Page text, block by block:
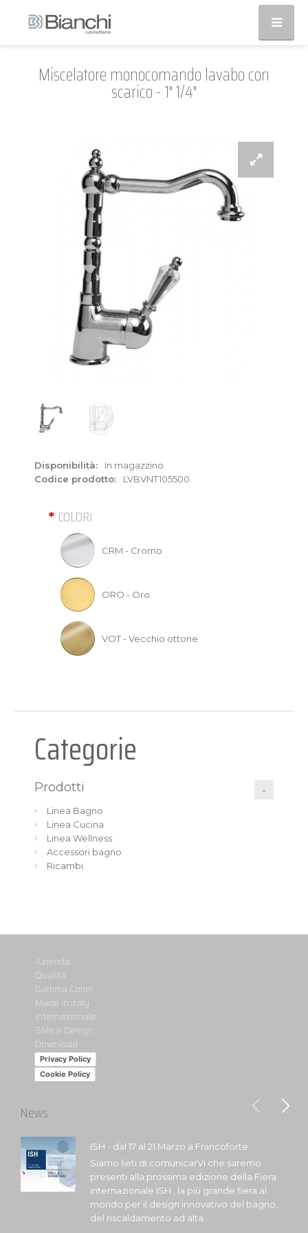
Miscelatore monocomando lavabo con
scarico - 1" 1/4"
Disponibilità:
In magazzino
Codice prodotto:
LVBVNT105500
COLORI
CRM - Cromo
ORO - Oro
VOT - Vecchio ottone
Categorie
Prodotti
Linea Bagno
Linea Cucina
Linea Wellness
Accessori bagno
Ricambi
Azienda
Qualità
Gamma Colori
Made in italy
Internazionale
Stile e Design
Download
Privacy Policy
Cookie Policy
News
ISH - dal 17 al 21 Marzo a Francoforte
Siamo lieti di comunicarVi che saremo
presenti alla prossima edizione della Fiera
internazionale ISH , la più grande fiera al
mondo per il design innovativo del bagno,
del riscaldamento ad alta...